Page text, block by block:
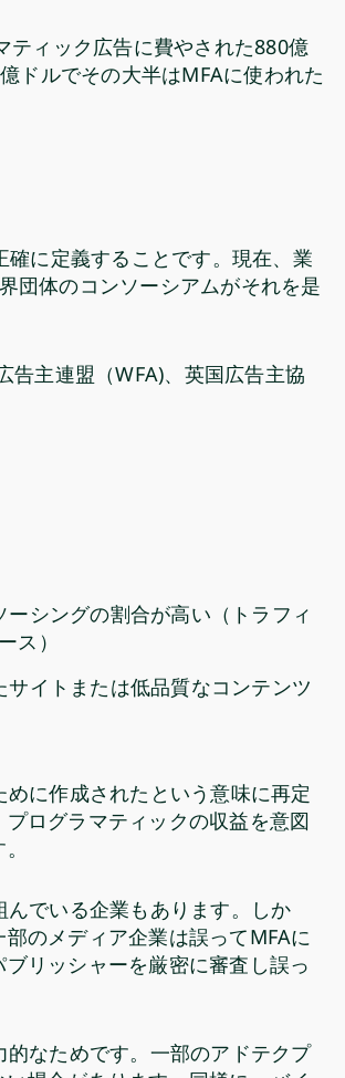
ティック広告に費やされた880億
ドルでその大半はMFAに使われた
に定義することです。現在、業
団体のコンソーシアムがそれを是
主連盟（WFA)、英国広告主協
シングの割合が高い（トラフィ
ス）
イトまたは低品質なコンテンツ
に作成されたという意味に再定
ログラマティックの収益を意図
。
でいる企業もあります。しか
のメディア企業は誤ってMFAに
リッシャーを厳密に審査し誤っ
なためです。一部のアドテクプ